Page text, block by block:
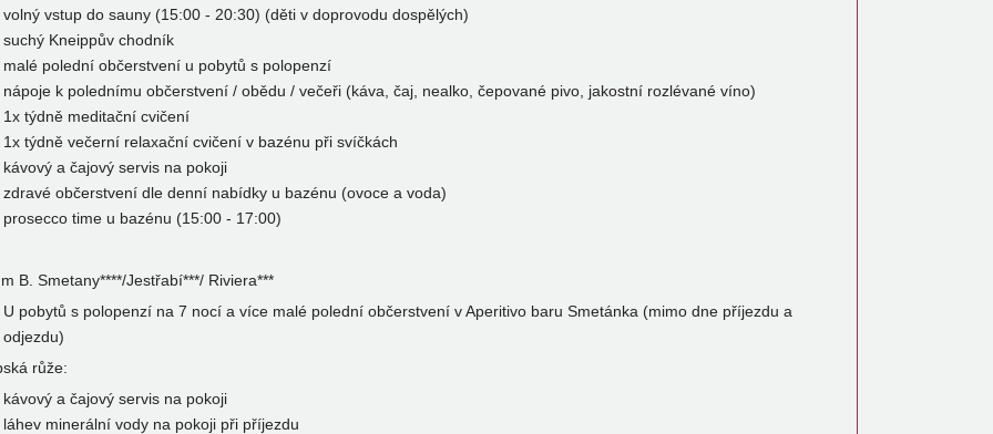
volný vstup do sauny (15:00 - 20:30) (děti v doprovodu dospělých)
suchý Kneippův chodník
malé polední občerstvení u pobytů s polopenzí
nápoje k polednímu občerstvení / obědu / večeři (káva, čaj, nealko, čepované pivo, jakostní rozlévané víno)
1x týdně meditační cvičení
1x týdně večerní relaxační cvičení v bazénu při svíčkách
kávový a čajový servis na pokoji
zdravé občerstvení dle denní nabídky u bazénu (ovoce a voda)
prosecco time u bazénu (15:00 - 17:00)
B. Smetany****/Jestřabí***/ Riviera***
U pobytů s polopenzí na 7 nocí a více malé polední občerstvení v Aperitivo baru Smetánka (mimo dne příjezdu a
odjezdu)
růže:
kávový a čajový servis na pokoji
láhev minerální vody na pokoji při příjezdu